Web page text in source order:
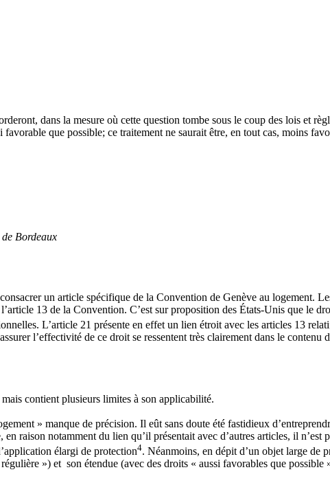
dans la mesure où cette question tombe sous le coup des lois et
que possible; ce traitement ne saurait être, en tout cas, moins
Bordeaux
un article spécifique de la Convention de Genève au logement.
13 de la Convention. C’est sur proposition des États-Unis que le
L’article 21 présente en effet un lien étroit avec les articles 13
l’effectivité de ce droit se ressentent très clairement dans le contenu
contient plusieurs limites à son applicabilité.
» manque de précision. Il eût sans doute été fastidieux
raison notamment du lien qu’il présentait avec d’autres articles, il
élargi de protection4. Néanmoins, en dépit d’un objet large de
») et son étendue (avec des droits « aussi favorables que